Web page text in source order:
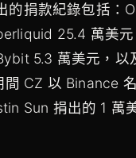
的捐款紀錄包括：
25.4 萬美元
5.3 萬美元，以
間 CZ 以 Binance
Sun 捐出的 1 萬